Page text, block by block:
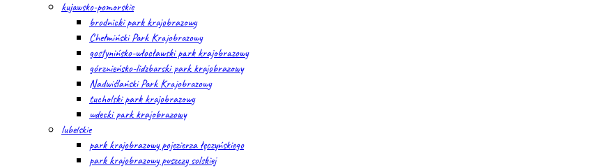
kujawsko-pomorskie
brodnicki park krajobrazowy
Chełmiński Park Krajobrazowy
gostynińsko-włocławski park krajobrazowy
górznieńsko-lidzbarski park krajobrazowy
Nadwiślański Park Krajobrazowy
tucholski park krajobrazowy
wdecki park krajobrazowy
lubelskie
park krajobrazowy pojezierza łęczyńskiego
park krajobrazowy puszczy solskiej